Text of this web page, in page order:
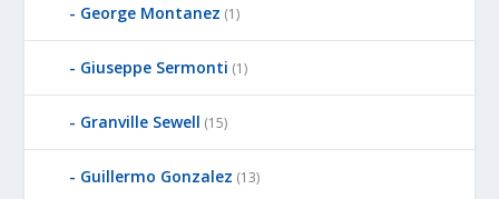
George Montanez (1)
Giuseppe Sermonti (1)
Granville Sewell (15)
Guillermo Gonzalez (13)